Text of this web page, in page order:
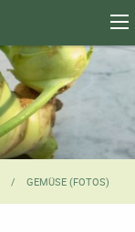
CURRENT:
GEMÜSE (FOTOS)